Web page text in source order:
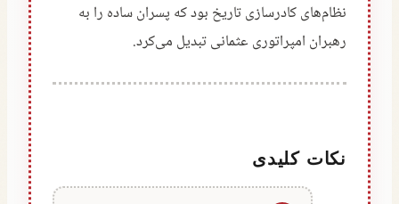
نظام‌های کادرسازی تاریخ بود که پسران ساده را به
رهبران امپراتوری عثمانی تبدیل می‌کرد.
نکات کلیدی